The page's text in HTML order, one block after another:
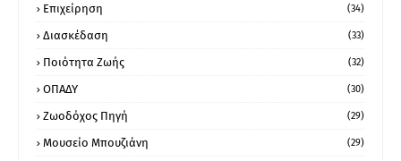
Επιχείρηση (34)
Διασκέδαση (33)
Ποιότητα Ζωής (32)
ΟΠΑΔΥ (30)
Ζωοδόχος Πηγή (29)
Μουσείο Μπουζιάνη (29)